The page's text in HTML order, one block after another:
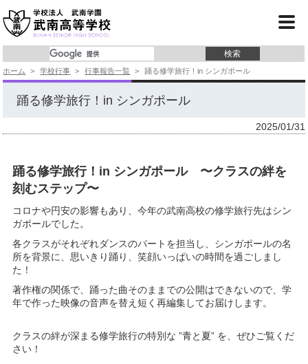
サイトマップ
コース紹介
学校行事
クラブ活動
進 路
入試情報
ホーム > 学校行事 > 行事報告一覧 > 踊る修学旅行！in シンガポール
踊る修学旅行！in シンガポール
2025/01/31
踊る修学旅行！in シンガポール 〜クラスの絆を
刻むステップ〜
コロナや円安の影響もあり、今年の武南高校の修学旅行先はシン
ガポールでした。
各クラスがそれぞれダンスのパートを担当し、シンガポールの名
所を背景に、思いきり踊り、笑顔いっぱいの時間を過ごしまし
た！
著作権の関係で、踊った曲そのままでの公開はできないので、学
年で作った映像の音声を替え短く再編集してお届けします。
クラスの絆が深まる修学旅行の特別な ”青と夏” を、ぜひご覧くだ
さい！